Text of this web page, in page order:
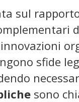
sul
sfide
sono